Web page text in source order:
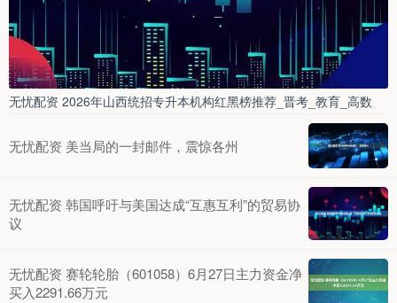
无忧配资 2026年山西统招专升本机构红黑榜推荐_晋考_教育_高数
无忧配资 美当局的一封邮件，震惊各州
无忧配资 韩国呼吁与美国达成“互惠互利”的贸易协
议
无忧配资 赛轮轮胎（601058）6月27日主力资金净
买入2291.66万元